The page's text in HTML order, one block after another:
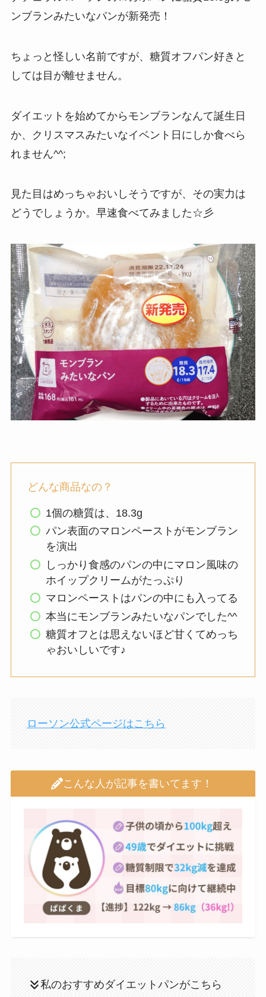
ンブランみたいなパンが新発売！
ちょっと怪しい名前ですが、糖質オフパン好きと
しては目が離せません。
ダイエットを始めてからモンブランなんて誕生日
か、クリスマスみたいなイベント日にしか食べら
れません^^;
見た目はめっちゃおいしそうですが、その実力は
どうでしょうか。早速食べてみました☆彡
どんな商品なの？
1個の糖質は、18.3g
パン表面のマロンペーストがモンブラン
を演出
しっかり食感のパンの中にマロン風味の
ホイップクリームがたっぷり
マロンペーストはパンの中にも入ってる
本当にモンブランみたいなパンでした^^
糖質オフとは思えないほど甘くてめっち
ゃおいしいです♪
ローソン公式ページはこちら
こんな人が記事を書いてます！
私のおすすめダイエットパンがこちら